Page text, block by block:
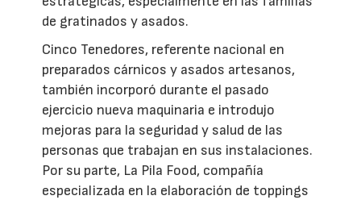
de gratinados y asados.
Cinco Tenedores, referente nacional en
preparados cárnicos y asados artesanos,
también incorporó durante el pasado
ejercicio nueva maquinaria e introdujo
mejoras para la seguridad y salud de las
personas que trabajan en sus instalaciones.
Por su parte, La Pila Food, compañía
especializada en la elaboración de toppings